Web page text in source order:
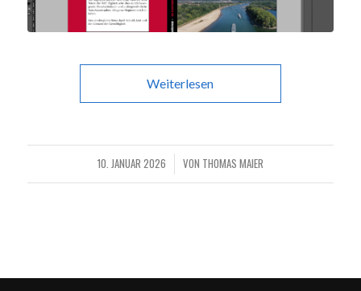
Weiterlesen
10. JANUAR 2026
/ VON THOMAS MAIER